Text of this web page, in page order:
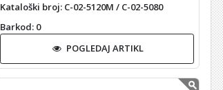
Kataloški broj: C-02-5120M / C-02-5080
Barkod: 0
POGLEDAJ ARTIKL